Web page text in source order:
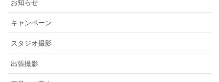
お知らせ
キャンペーン
スタジオ撮影
出張撮影